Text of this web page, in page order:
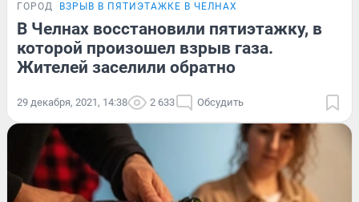
ГОРОД ВЗРЫВ В ПЯТИЭТАЖКЕ В ЧЕЛНАХ
В Челнах восстановили пятиэтажку, в
которой произошел взрыв газа.
Жителей заселили обратно
29 декабря, 2021, 14:38 2 633 Обсудить